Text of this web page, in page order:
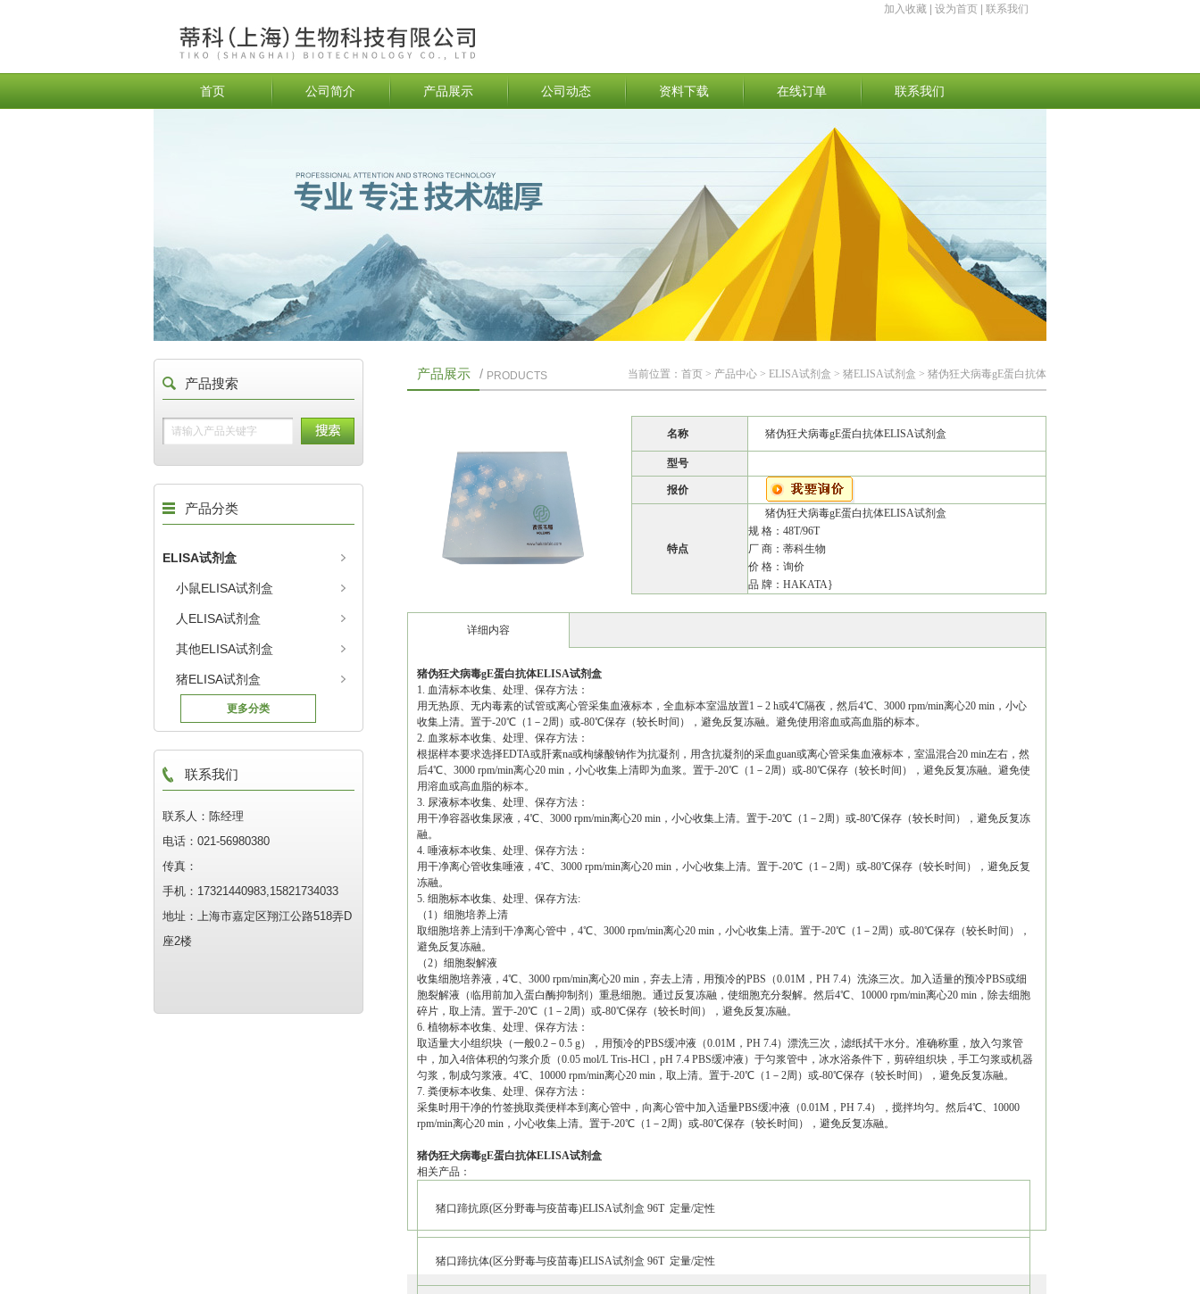
加入收藏 设为首页 联系我们
首页 公司简介 产品展示 公司动态 资料下载 在线订单 联系我们
产品搜索
产品分类
ELISA试剂盒
小鼠ELISA试剂盒
人ELISA试剂盒
其他ELISA试剂盒
猪ELISA试剂盒
更多分类
联系我们
联系人：陈经理
电话：021-56980380
传真：
手机：17321440983,15821734033
地址：上海市嘉定区翔江公路518弄D
座2楼
产品展示 / PRODUCTS 当前位置： 首页 > 产品中心 > ELISA试剂盒 > 猪ELISA试剂盒 > 猪伪狂犬病毒gE蛋白抗体
名称 猪伪狂犬病毒gE蛋白抗体ELISA试剂盒
型号
报价
特点
猪伪狂犬病毒gE蛋白抗体ELISA试剂盒
规 格：48T/96T
厂 商：蒂科生物
价 格：询价
品 牌：HAKATA}
详细内容
猪伪狂犬病毒gE蛋白抗体ELISA试剂盒
1. 血清标本收集、处理、保存方法：
用无热原、无内毒素的试管或离心管采集血液标本，全血标本室温放置1－2 h或4℃隔夜，然后4℃、3000 rpm/min离心20 min，小心
收集上清。置于-20℃（1－2周）或-80℃保存（较长时间），避免反复冻融。避免使用溶血或高血脂的标本。
2. 血浆标本收集、处理、保存方法：
根据样本要求选择EDTA或肝素na或枸缘酸钠作为抗凝剂，用含抗凝剂的采血guan或离心管采集血液标本，室温混合20 min左右，然
后4℃、3000 rpm/min离心20 min，小心收集上清即为血浆。置于-20℃（1－2周）或-80℃保存（较长时间），避免反复冻融。避免使
用溶血或高血脂的标本。
3. 尿液标本收集、处理、保存方法：
用干净容器收集尿液，4℃、3000 rpm/min离心20 min，小心收集上清。置于-20℃（1－2周）或-80℃保存（较长时间），避免反复冻
融。
4. 唾液标本收集、处理、保存方法：
用干净离心管收集唾液，4℃、3000 rpm/min离心20 min，小心收集上清。置于-20℃（1－2周）或-80℃保存（较长时间），避免反复
冻融。
5. 细胞标本收集、处理、保存方法:
（1）细胞培养上清
取细胞培养上清到干净离心管中，4℃、3000 rpm/min离心20 min，小心收集上清。置于-20℃（1－2周）或-80℃保存（较长时间），
避免反复冻融。
（2） 细胞裂解液
收集细胞培养液，4℃、3000 rpm/min离心20 min，弃去上清，用预冷的PBS（0.01M，PH 7.4）洗涤三次。加入适量的预冷PBS或细
胞裂解液（临用前加入蛋白酶抑制剂）重悬细胞。通过反复冻融，使细胞充分裂解。然后4℃、10000 rpm/min离心20 min，除去细胞
碎片，取上清。置于-20℃（1－2周）或-80℃保存（较长时间），避免反复冻融。
6. 植物标本收集、处理、保存方法：
取适量大小组织块（一般0.2－0.5 g），用预冷的PBS缓冲液（0.01M，PH 7.4）漂洗三次，滤纸拭干水分。准确称重，放入匀浆管
中，加入4倍体积的匀浆介质（0.05 mol/L Tris-HCl，pH 7.4 PBS缓冲液）于匀浆管中，冰水浴条件下，剪碎组织块，手工匀浆或机器
匀浆，制成匀浆液。4℃、10000 rpm/min离心20 min，取上清。置于-20℃（1－2周）或-80℃保存（较长时间），避免反复冻融。
7. 粪便标本收集、处理、保存方法：
采集时用干净的竹签挑取粪便样本到离心管中，向离心管中加入适量PBS缓冲液（0.01M，PH 7.4），搅拌均匀。然后4℃、10000
rpm/min离心20 min，小心收集上清。置于-20℃（1－2周）或-80℃保存（较长时间），避免反复冻融。
猪伪狂犬病毒gE蛋白抗体ELISA试剂盒
相关产品：
猪口蹄抗原(区分野毒与疫苗毒)ELISA试剂盒 96T 定量/定性
猪口蹄抗体(区分野毒与疫苗毒)ELISA试剂盒 96T 定量/定性